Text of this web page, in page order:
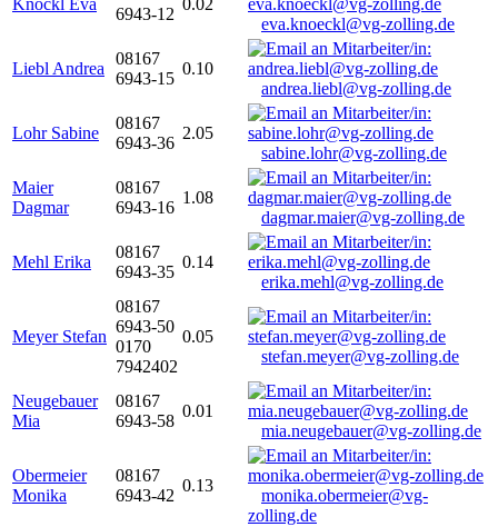
Knöckl Eva
6943-12
0.02
eva.knoeckl@vg-zolling.de
Liebl Andrea
08167
6943-15
0.10
andrea.liebl@vg-zolling.de
Lohr Sabine
08167
6943-36
2.05
sabine.lohr@vg-zolling.de
Maier
Dagmar
08167
6943-16
1.08
dagmar.maier@vg-zolling.de
Mehl Erika
08167
6943-35
0.14
erika.mehl@vg-zolling.de
Meyer Stefan
08167
6943-50
0170
7942402
0.05
stefan.meyer@vg-zolling.de
Neugebauer
Mia
08167
6943-58
0.01
mia.neugebauer@vg-zolling.de
Obermeier
Monika
08167
6943-42
0.13
monika.obermeier@vg-
zolling.de